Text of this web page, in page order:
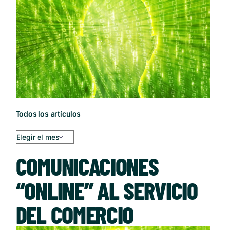
Todos los artículos
COMUNICACIONES
“ONLINE” AL SERVICIO
DEL COMERCIO